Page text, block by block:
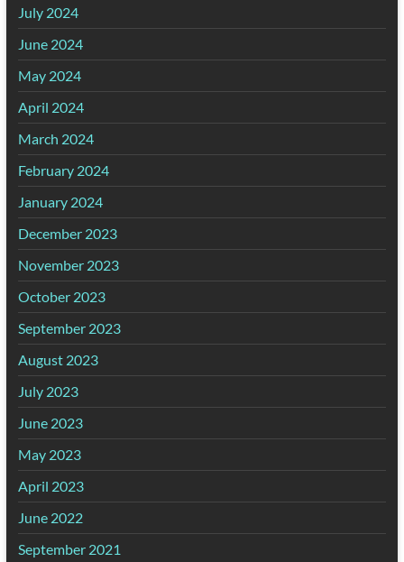
July 2024
June 2024
May 2024
April 2024
March 2024
February 2024
January 2024
December 2023
November 2023
October 2023
September 2023
August 2023
July 2023
June 2023
May 2023
April 2023
June 2022
September 2021